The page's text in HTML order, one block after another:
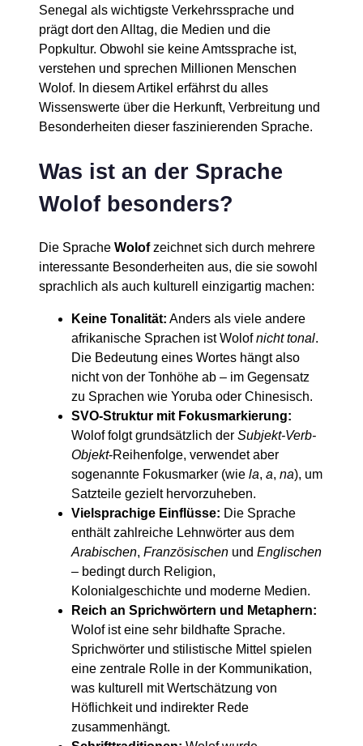
Senegal als wichtigste Verkehrssprache und
prägt dort den Alltag, die Medien und die
Popkultur. Obwohl sie keine Amtssprache ist,
verstehen und sprechen Millionen Menschen
Wolof. In diesem Artikel erfährst du alles
Wissenswerte über die Herkunft, Verbreitung und
Besonderheiten dieser faszinierenden Sprache.
Was ist an der Sprache
Wolof besonders?
Die Sprache Wolofzeichnet sich durch mehrere
interessante Besonderheiten aus, die sie sowohl
sprachlich als auch kulturell einzigartig machen:
Keine Tonalität: Anders als viele andere
afrikanische Sprachen ist Wolofnicht tonal.
Die Bedeutung eines Wortes hängt also
nicht von der Tonhöhe ab – im Gegensatz
zu Sprachen wie Yoruba oder Chinesisch.
SVO-Struktur mit Fokusmarkierung:
Wolof folgt grundsätzlich der Subjekt-Verb-
Objekt-Reihenfolge, verwendet aber
sogenannte Fokusmarker (wie la, a, na), um
Satzteile gezielt hervorzuheben.
Vielsprachige Einflüsse: Die Sprache
enthält zahlreiche Lehnwörter aus dem
Arabischen, Französischen und Englischen
– bedingt durch Religion,
Kolonialgeschichte und moderne Medien.
Reich an Sprichwörtern und Metaphern:
Wolof ist eine sehr bildhafte Sprache.
Sprichwörter und stilistische Mittel spielen
eine zentrale Rolle in der Kommunikation,
was kulturell mit Wertschätzung von
Höflichkeit und indirekter Rede
zusammenhängt.